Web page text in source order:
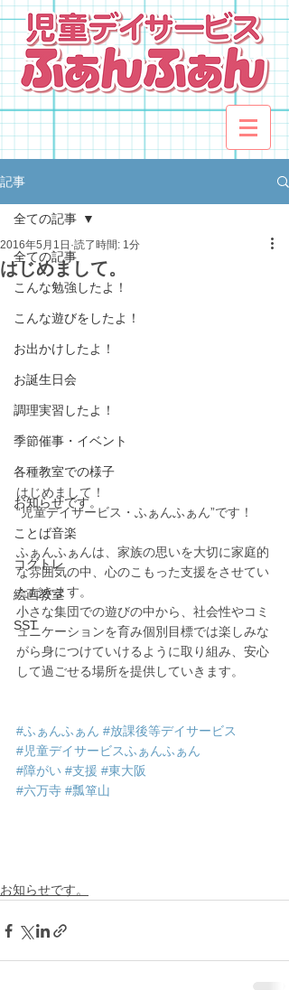
記事
全ての記事
こんな勉強したよ！
こんな遊びをしたよ！
お出かけしたよ！
お誕生日会
調理実習したよ！
季節催事・イベント
各種教室での様子
お知らせです。
ことば音楽
コグトレ
絵画教室
SST
全ての記事
はじめまして。
2016年5月1日 読了時間: 1分
はじめまして！
“児童デイサービス・ふぁんふぁん”です！
ふぁんふぁんは、家族の思いを大切に家庭的
な雰囲気の中、心のこもった支援をさせてい
ただきます。
小さな集団での遊びの中から、社会性やコミ
ュニケーションを育み個別目標では楽しみな
がら身につけていけるように取り組み、安心
して過ごせる場所を提供していきます。
#ふぁんふぁん #放課後等デイサービス
#児童デイサービスふぁんふぁん
#障がい #支援 #東大阪
#六万寺 #瓢箪山
お知らせです。